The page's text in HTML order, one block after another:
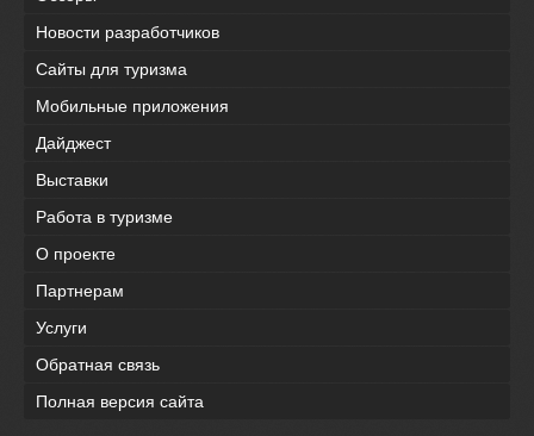
Новости разработчиков
Сайты для туризма
Мобильные приложения
Дайджест
Выставки
Работа в туризме
О проекте
Партнерам
Услуги
Обратная связь
Полная версия сайта